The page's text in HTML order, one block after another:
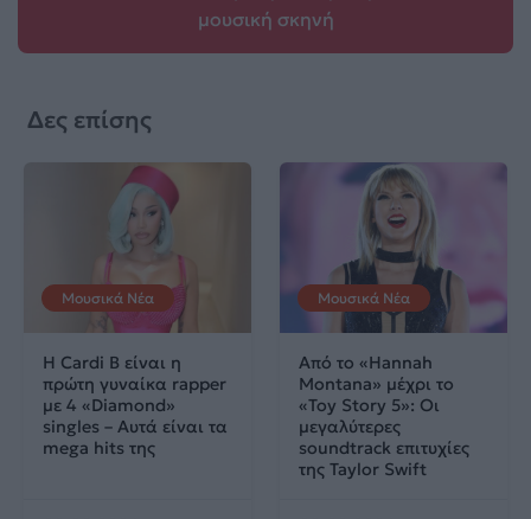
μουσική σκηνή
Δες επίσης
Μουσικά Νέα
Η Cardi B είναι η
πρώτη γυναίκα rapper
με 4 «Diamond»
singles – Αυτά είναι τα
mega hits της
Μουσικά Νέα
Από το «Hannah
Montana» μέχρι το
«Toy Story 5»: Οι
μεγαλύτερες
soundtrack επιτυχίες
της Taylor Swift